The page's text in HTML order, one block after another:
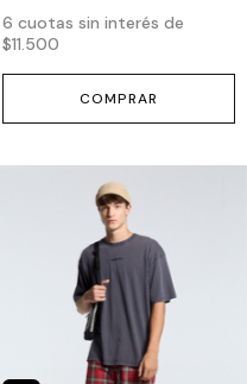
6 cuotas sin interés de
$11.500
COMPRAR